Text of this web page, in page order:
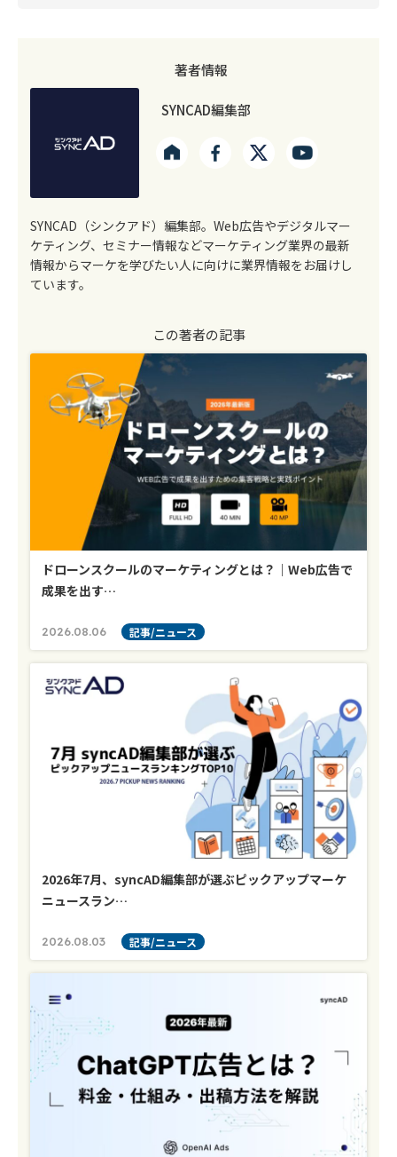
著者情報
SYNCAD編集部
SYNCAD（シンクアド）編集部。Web広告やデジタルマー
ケティング、セミナー情報などマーケティング業界の最新
情報からマーケを学びたい人に向けに業界情報をお届けし
ています。
この著者の記事
ドローンスクールのマーケティングとは？｜Web広告で
成果を出す…
2026.08.06 記事/ニュース
2026年7月、syncAD編集部が選ぶピックアップマーケ
ニュースラン…
2026.08.03 記事/ニュース